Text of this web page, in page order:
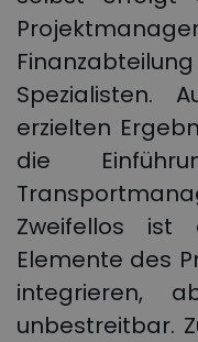
Spezialisten.
erzielten
die
Zweifellos
Elemente des
integrieren,
unbestreitbar.